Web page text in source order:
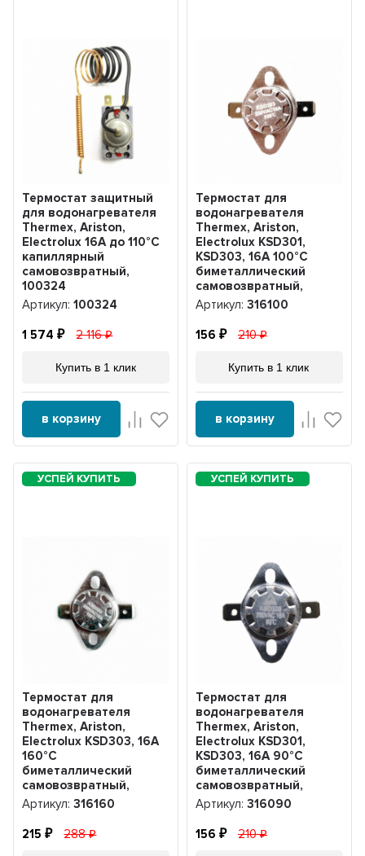
Термостат защитный
для водонагревателя
Thermex, Ariston,
Electrolux 16А до 110°С
капиллярный
самовозвратный,
100324
Артикул:100324
1 574 2 116
Купить в 1 клик
в корзину
Термостат для
водонагревателя
Thermex, Ariston,
Electrolux KSD301,
KSD303, 16A 100°С
биметаллический
самовозвратный,
316100
Артикул: 316100
156 210
Купить в 1 клик
в корзину
Термостат для
водонагревателя
Thermex, Ariston,
Electrolux KSD303, 16A
160°С
биметаллический
самовозвратный,
316160
Артикул:316160
215 288
Термостат для
водонагревателя
Thermex, Ariston,
Electrolux KSD301,
KSD303, 16A 90°С
биметаллический
самовозвратный,
316090
Артикул: 316090
156 210